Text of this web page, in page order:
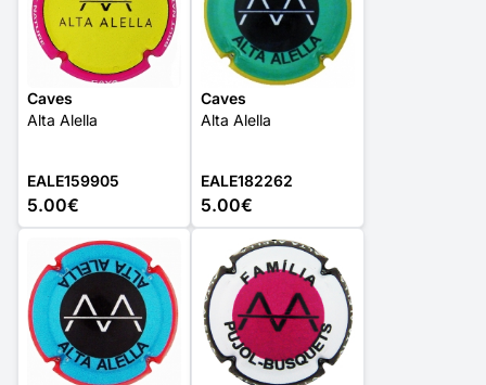
Caves
Alta Alella
EALE159905
5.00€
Caves
Alta Alella
EALE182262
5.00€